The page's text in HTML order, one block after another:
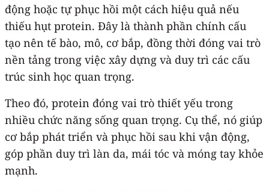
động hoặc tự phục hồi một cách hiệu quả nếu
thiếu hụt protein. Đây là thành phần chính cấu
tạo nên tế bào, mô, cơ bắp, đồng thời đóng vai trò
nền tảng trong việc xây dựng và duy trì các cấu
trúc sinh học quan trọng.
Theo đó, protein đóng vai trò thiết yếu trong
nhiều chức năng sống quan trọng. Cụ thể, nó giúp
cơ bắp phát triển và phục hồi sau khi vận động,
góp phần duy trì làn da, mái tóc và móng tay khỏe
mạnh.